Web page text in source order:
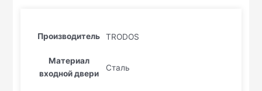
Производитель TRODOS
Материал
входной двери
Сталь